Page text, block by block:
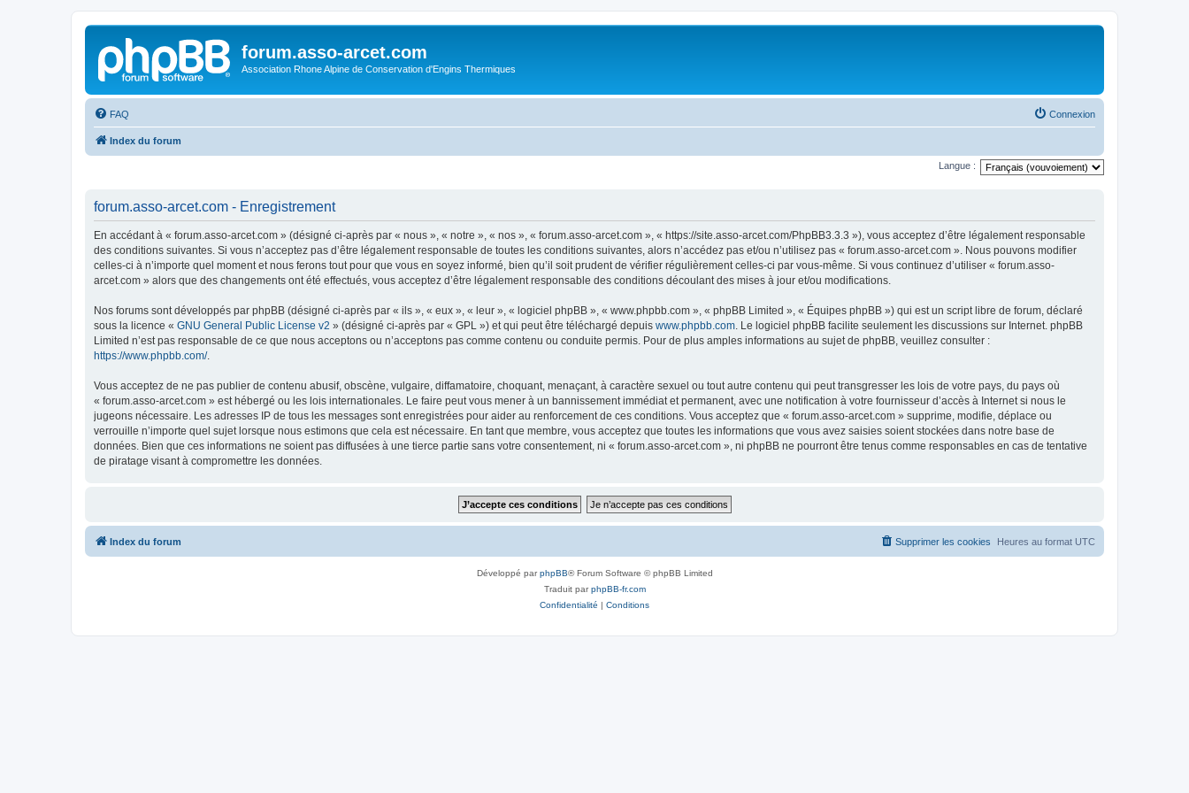
forum.asso-arcet.com
Association Rhone Alpine de Conservation d'Engins Thermiques
FAQ Connexion
Index du forum
Langue :
forum.asso-arcet.com - Enregistrement
En accédant à « forum.asso-arcet.com » (désigné ci-après par « nous », « notre », « nos », « forum.asso-arcet.com », « https://site.asso-arcet.com/PhpBB3.3.3 »), vous acceptez d’être légalement responsable
des conditions suivantes. Si vous n’acceptez pas d’être légalement responsable de toutes les conditions suivantes, alors n’accédez pas et/ou n’utilisez pas « forum.asso-arcet.com ». Nous pouvons modifier
celles-ci à n’importe quel moment et nous ferons tout pour que vous en soyez informé, bien qu’il soit prudent de vérifier régulièrement celles-ci par vous-même. Si vous continuez d’utiliser « forum.asso-
arcet.com » alors que des changements ont été effectués, vous acceptez d’être légalement responsable des conditions découlant des mises à jour et/ou modifications.
Nos forums sont développés par phpBB (désigné ci-après par « ils », « eux », « leur », « logiciel phpBB », « www.phpbb.com », « phpBB Limited », « Équipes phpBB ») qui est un script libre de forum, déclaré
sous la licence « GNU General Public License v2 » (désigné ci-après par « GPL ») et qui peut être téléchargé depuis www.phpbb.com. Le logiciel phpBB facilite seulement les discussions sur Internet. phpBB
Limited n’est pas responsable de ce que nous acceptons ou n’acceptons pas comme contenu ou conduite permis. Pour de plus amples informations au sujet de phpBB, veuillez consulter :
https://www.phpbb.com/.
Vous acceptez de ne pas publier de contenu abusif, obscène, vulgaire, diffamatoire, choquant, menaçant, à caractère sexuel ou tout autre contenu qui peut transgresser les lois de votre pays, du pays où
« forum.asso-arcet.com » est hébergé ou les lois internationales. Le faire peut vous mener à un bannissement immédiat et permanent, avec une notification à votre fournisseur d’accès à Internet si nous le
jugeons nécessaire. Les adresses IP de tous les messages sont enregistrées pour aider au renforcement de ces conditions. Vous acceptez que « forum.asso-arcet.com » supprime, modifie, déplace ou
verrouille n’importe quel sujet lorsque nous estimons que cela est nécessaire. En tant que membre, vous acceptez que toutes les informations que vous avez saisies soient stockées dans notre base de
données. Bien que ces informations ne soient pas diffusées à une tierce partie sans votre consentement, ni « forum.asso-arcet.com », ni phpBB ne pourront être tenus comme responsables en cas de tentative
de piratage visant à compromettre les données.
Index du forum Heures au format UTC
Supprimer les cookies
Développé parphpBB® Forum Software © phpBB Limited
Traduit parphpBB-fr.com
Confidentialité | Conditions